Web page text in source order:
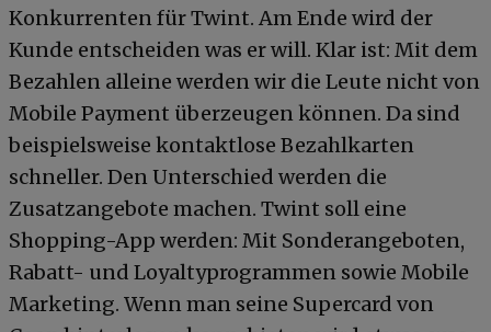
Konkurrenten für Twint. Am Ende wird der
Kunde entscheiden was er will. Klar ist: Mit dem
Bezahlen alleine werden wir die Leute nicht von
Mobile Payment überzeugen können. Da sind
beispielsweise kontaktlose Bezahlkarten
schneller. Den Unterschied werden die
Zusatzangebote machen. Twint soll eine
Shopping-App werden: Mit Sonderangeboten,
Rabatt- und Loyaltyprogrammen sowie Mobile
Marketing. Wenn man seine Supercard von